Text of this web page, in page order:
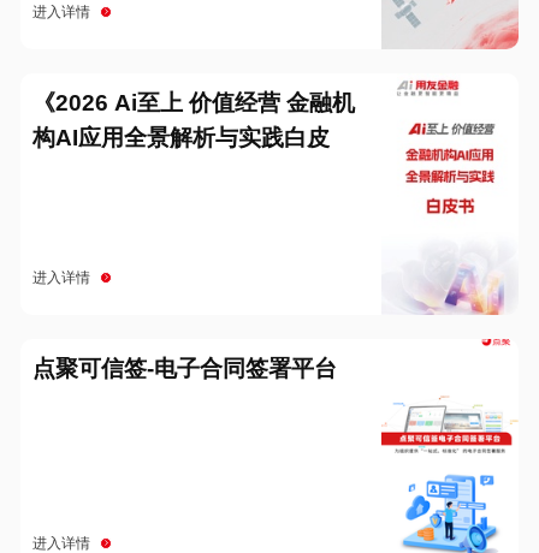
进入详情
《2026 Ai至上 价值经营 金融机
构AI应用全景解析与实践白皮
进入详情
点聚可信签-电子合同签署平台
进入详情